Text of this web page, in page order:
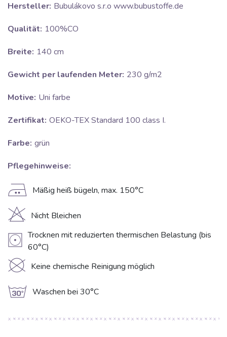
Hersteller: Bubulákovo s.r.o www.bubustoffe.de
Qualität: 100%CO
Breite: 140 cm
Gewicht per laufenden Meter: 230 g/m2
Motive: Uni farbe
Zertifikat: OEKO-TEX Standard 100 class I.
Farbe: grün
Pflegehinweise:
E Mäßig heiß bügeln, max. 150°C
H Nicht Bleichen
V Trocknen mit reduzierten thermischen Belastung (bis
60°C)
K Keine chemische Reinigung möglich
g Waschen bei 30°C